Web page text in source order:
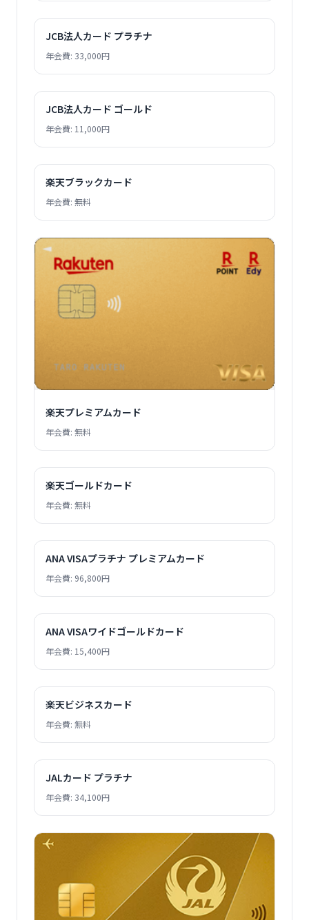
JCB法人カード プラチナ
年会費: 33,000円
JCB法人カード ゴールド
年会費: 11,000円
楽天ブラックカード
年会費: 無料
楽天プレミアムカード
年会費: 無料
楽天ゴールドカード
年会費: 無料
ANA VISAプラチナ プレミアムカード
年会費: 96,800円
ANA VISAワイドゴールドカード
年会費: 15,400円
楽天ビジネスカード
年会費: 無料
JALカード プラチナ
年会費: 34,100円